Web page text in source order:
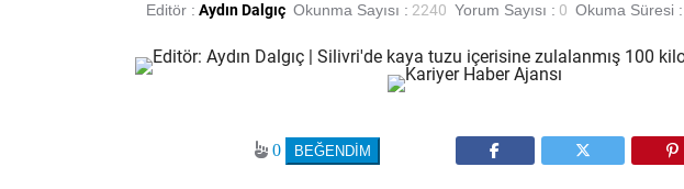
Editör : Aydın Dalgıç Okunma Sayısı : 2240 Yorum Sayısı : 0 Okuma Süresi :
0